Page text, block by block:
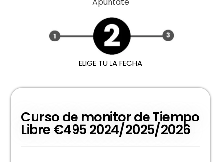
ELIGE TU LA FECHA
Curso de monitor de Tiempo
Libre €495 2024/2025/2026